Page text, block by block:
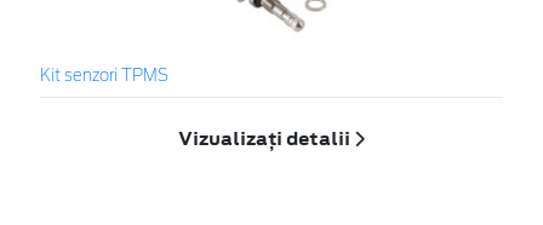
Kit senzori TPMS
Vizualizați detalii